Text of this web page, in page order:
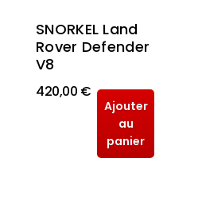
SNORKEL Land
Rover Defender
V8
420,00 €
Ajouter
au
panier